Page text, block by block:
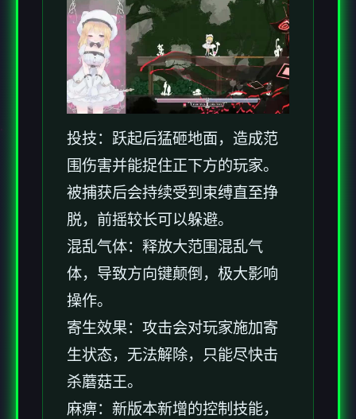
投技：跃起后猛砸地面，造成范
围伤害并能捉住正下方的玩家。
被捕获后会持续受到束缚直至挣
脱，前摇较长可以躲避。
混乱气体：释放大范围混乱气
体，导致方向键颠倒，极大影响
操作。
寄生效果：攻击会对玩家施加寄
生状态，无法解除，只能尽快击
杀蘑菇王。
麻痹：新版本新增的控制技能，